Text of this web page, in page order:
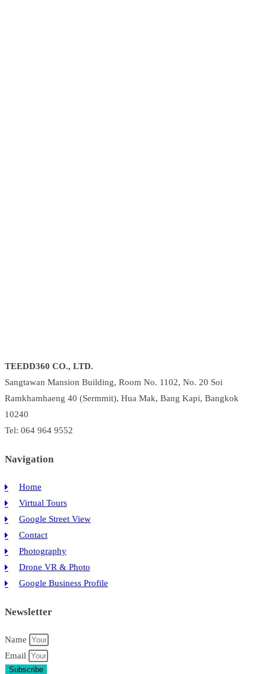
TEEDD360 CO., LTD.
Sangtawan Mansion Building, Room No. 1102, No. 20 Soi
Ramkhamhaeng 40 (Sermmit), Hua Mak, Bang Kapi, Bangkok
10240
Tel: 064 964 9552
Navigation
Home
Virtual Tours
Google Street View
Contact
Photography
Drone VR & Photo
Google Business Profile
Newsletter
Name
Email
Subscribe